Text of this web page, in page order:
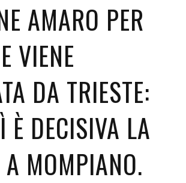
AMARO PER
VIENE
DA TRIESTE:
È DECISIVA LA
MOMPIANO.